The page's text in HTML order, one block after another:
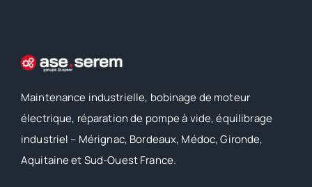
Maintenance industrielle, bobinage de moteur
électrique, réparation de pompe à vide, équilibrage
industriel – Mérignac, Bordeaux, Médoc, Gironde,
Aquitaine et Sud-Ouest France.